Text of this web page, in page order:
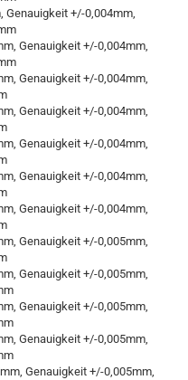
Genauigkeit +/-0,004mm,
Genauigkeit +/-0,004mm,
Genauigkeit +/-0,004mm,
Genauigkeit +/-0,004mm,
Genauigkeit +/-0,004mm,
Genauigkeit +/-0,004mm,
Genauigkeit +/-0,004mm,
Genauigkeit +/-0,005mm,
Genauigkeit +/-0,005mm,
Genauigkeit +/-0,005mm,
Genauigkeit +/-0,005mm,
Genauigkeit +/-0,005mm,